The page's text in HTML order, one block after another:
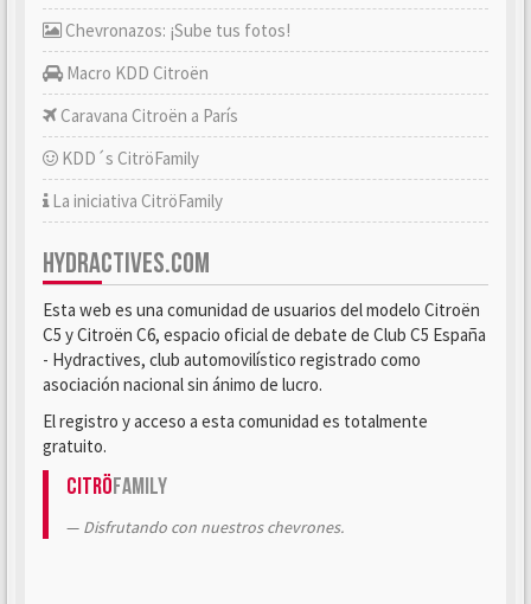
Chevronazos: ¡Sube tus fotos!
Macro KDD Citroën
Caravana Citroën a París
KDD´s CitröFamily
La iniciativa CitröFamily
HYDRACTIVES.COM
Esta web es una comunidad de usuarios del modelo Citroën
C5 y Citroën C6, espacio oficial de debate de Club C5 España
- Hydractives, club automovilístico registrado como
asociación nacional sin ánimo de lucro.
El registro y acceso a esta comunidad es totalmente
gratuito.
CitröFamily
Disfrutando con nuestros chevrones.